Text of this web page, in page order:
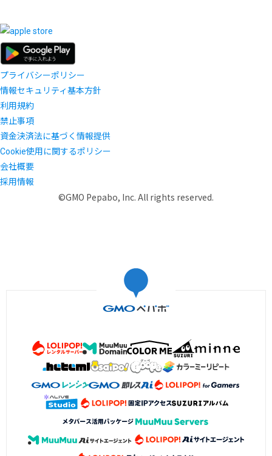
プライバシーポリシー
情報セキュリティ基本方針
利用規約
禁止事項
資金決済法に基づく情報提供
Cookie使用に関するポリシー
会社概要
採用情報
©GMO Pepabo, Inc. All rights reserved.